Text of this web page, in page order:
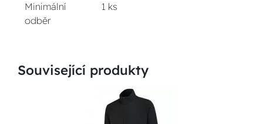
Minimální
odběr
1 ks
Související produkty